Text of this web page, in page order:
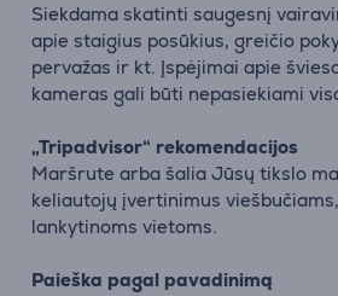
Siekdama skatinti saugesnį
apie staigius posūkius, greičio
pervažas ir kt. Įspėjimai apie
kameras gali būti nepasiekiami
„Tripadvisor“ rekomendacijos
Maršrute arba šalia Jūsų tikslo
keliautojų įvertinimus
lankytinoms vietoms.
Paieška pagal pavadinimą